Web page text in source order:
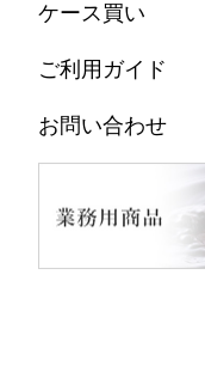
ケース買い
ご利用ガイド
お問い合わせ